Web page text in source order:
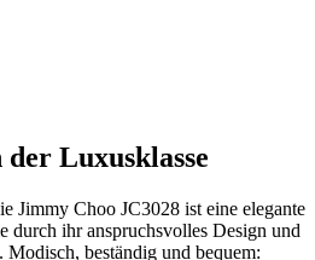
der Luxusklasse
Jimmy Choo JC3028 ist eine elegante
durch ihr anspruchsvolles Design und
Modisch, beständig und bequem: